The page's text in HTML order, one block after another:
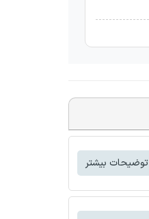
توضیحات بیشتر